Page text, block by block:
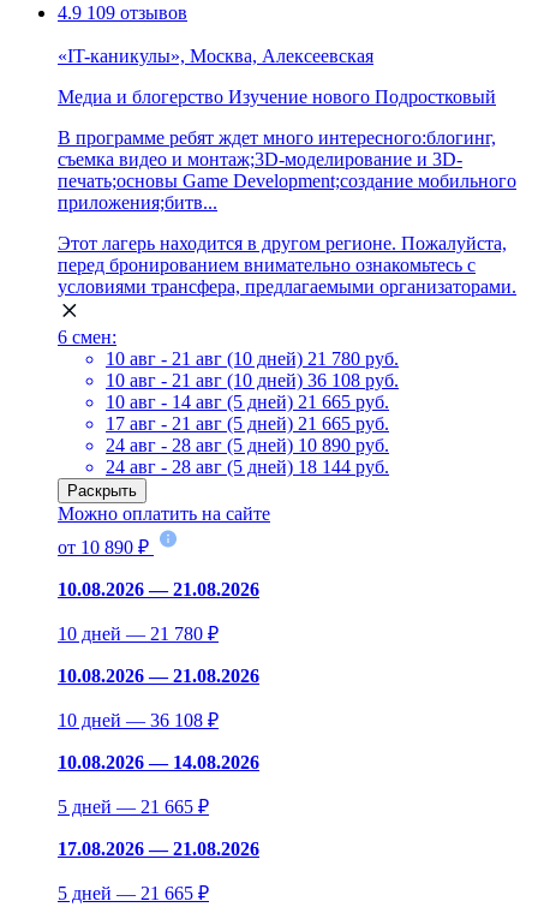
4.9 109 отзывов
«IT-каникулы», Москва, Алексеевская
Медиа и блогерство Изучение нового Подростковый
В программе ребят ждет много интересного:блогинг,
съемка видео и монтаж;3D-моделирование и 3D-
печать;основы Game Development;создание мобильного
приложения;битв...
Этот лагерь находится в другом регионе. Пожалуйста,
перед бронированием внимательно ознакомьтесь с
условиями трансфера, предлагаемыми организаторами.
6 смен:
10 авг - 21 авг (10 дней) 21 780 руб.
10 авг - 21 авг (10 дней) 36 108 руб.
10 авг - 14 авг (5 дней) 21 665 руб.
17 авг - 21 авг (5 дней) 21 665 руб.
24 авг - 28 авг (5 дней) 10 890 руб.
24 авг - 28 авг (5 дней) 18 144 руб.
Раскрыть
Можно оплатить на сайте
от 10 890 ₽
10.08.2026 — 21.08.2026
10 дней — 21 780 ₽
10.08.2026 — 21.08.2026
10 дней — 36 108 ₽
10.08.2026 — 14.08.2026
5 дней — 21 665 ₽
17.08.2026 — 21.08.2026
5 дней — 21 665 ₽